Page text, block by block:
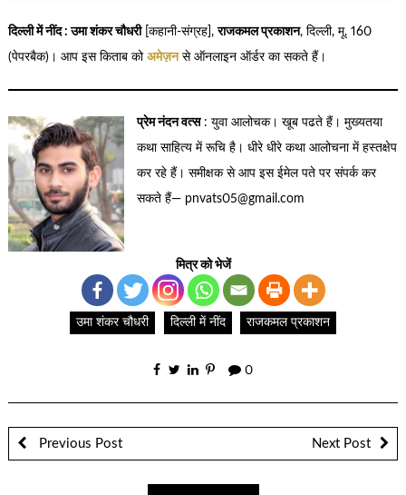
दिल्ली में नींद : उमा शंकर चौधरी[कहानी-संग्रह],राजकमल प्रकाशन, दिल्ली, मू. 160
(पेपरबैक)। आप इस किताब को अमेज़नसे ऑनलाइन ऑर्डर का सकते हैं।
प्रेम नंदन वत्स: युवा आलोचक। खूब पढते हैं। मुख्यतया
कथा साहित्य में रूचि है। धीरे धीरे कथा आलोचना में हस्तक्षेप
कर रहे हैं। समीक्षक से आप इस ईमेल पते पर संपर्क कर
सकते हैं— pnvats05@gmail.com
मित्र को भेजें
उमा शंकर चौधरी दिल्ली में नींद राजकमल प्रकाशन
0
Previous Post Next Post